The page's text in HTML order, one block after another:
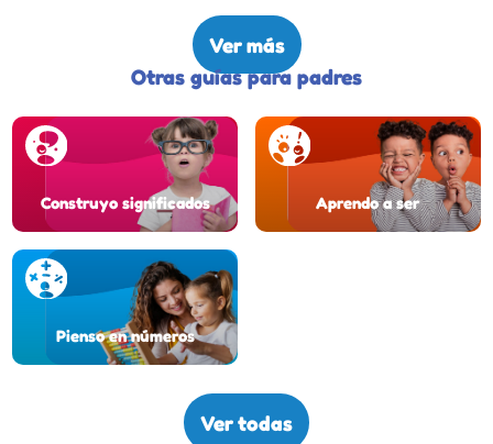
Ver más
Otras guías para padres
Construyo significados Aprendo a ser
Pienso en números
Ver todas